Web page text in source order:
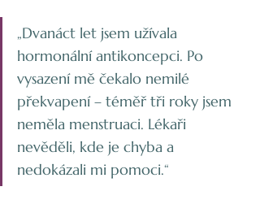
„Dvanáct let jsem užívala
hormonální antikoncepci. Po
vysazení mě čekalo nemilé
překvapení – téměř tři roky jsem
neměla menstruaci. Lékaři
nevěděli, kde je chyba a
nedokázali mi pomoci.“